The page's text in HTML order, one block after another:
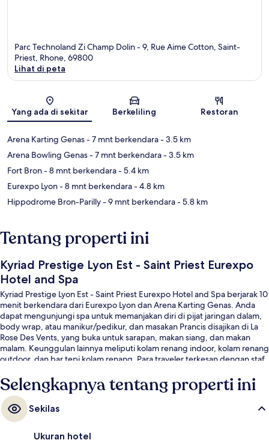
Parc Technoland Zi Champ Dolin - 9, Rue Aime Cotton, Saint-
Priest, Rhone, 69800
Lihat di peta
Yang ada di sekitar Berkeliling Restoran
Arena Karting Genas- 7 mnt berkendara- 3.5 km
Arena Bowling Genas- 7 mnt berkendara- 3.5 km
Fort Bron- 8 mnt berkendara- 5.4 km
Eurexpo Lyon- 8 mnt berkendara- 4.8 km
Hippodrome Bron-Parilly- 9 mnt berkendara- 5.8 km
Tentang properti ini
Kyriad Prestige Lyon Est - Saint Priest Eurexpo
Hotel and Spa
Kyriad Prestige Lyon Est - Saint Priest Eurexpo Hotel and Spa berjarak 10
menit berkendara dari Eurexpo Lyon dan Arena Karting Genas. Anda
dapat mengunjungi spa untuk memanjakan diri di pijat jaringan dalam,
body wrap, atau manikur/pedikur, dan masakan Prancis disajikan di La
Rose Des Vents, yang buka untuk sarapan, makan siang, dan makan
malam. Keunggulan lainnya meliputi kolam renang indoor, kolam renang
outdoor, dan bar tepi kolam renang. Para traveler terkesan dengan staf.
Selengkapnya tentang properti ini
Sekilas
Ukuran hotel